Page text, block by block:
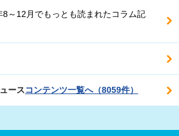
8～12月でもっとも読まれたコラム記
ースコンテンツ一覧へ（8059件）